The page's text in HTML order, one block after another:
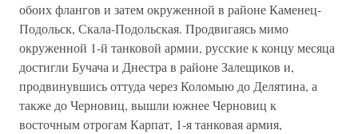
обоих флангов и затем окруженной в районе Каменец-
Подольск, Скала-Подольская. Продвигаясь мимо
окруженной 1-й танковой армии, русские к концу месяца
достигли Бучача и Днестра в районе Залещиков и,
продвинувшись оттуда через Коломыю до Делятина, а
также до Черновиц, вышли южнее Черновиц к
восточным отрогам Карпат, 1-я танковая армия,